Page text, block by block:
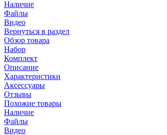
Наличие
Файлы
Видео
Вернуться в раздел
Обзор товара
Набор
Комплект
Описание
Характеристики
Аксессуары
Отзывы
Похожие товары
Наличие
Файлы
Видео